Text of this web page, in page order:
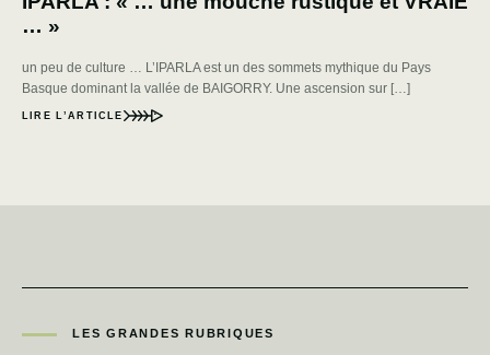
… »
un peu de culture … L’IPARLA est un des sommets mythique du Pays
Basque dominant la vallée de BAIGORRY. Une ascension sur […]
LIRE L’ARTICLE
LES GRANDES RUBRIQUES